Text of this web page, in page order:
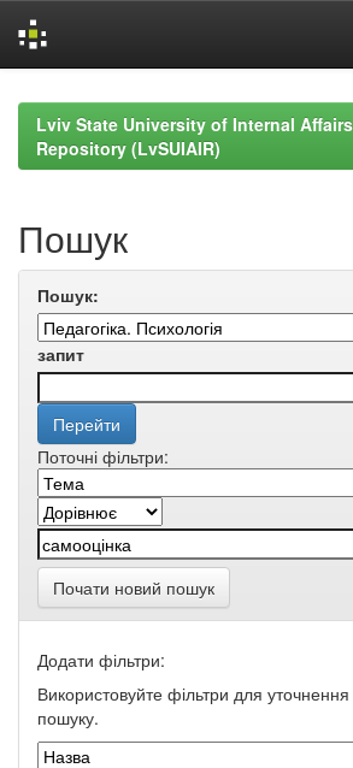
navigationLviv State University of Internal
Repository (LvSUIAIR)
Пошук
Пошук:
запит
Поточні фільтри:
Почати новий пошук
Додати фільтри:
Використовуйте фільтри для уточнення
пошуку.